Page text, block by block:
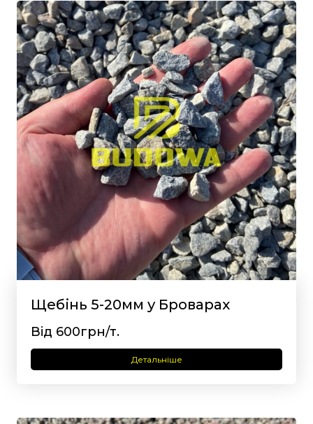
Щебінь 5-20мм у Броварах
Від 600грн/т.
Детальніше